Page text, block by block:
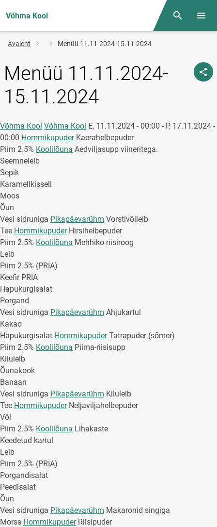
Võhma Kool Otsing
Jälglink
Avaleht Menüü 11.11.2024-15.11.2024
Menüü 11.11.2024-
15.11.2024
Võhma Kool Võhma Kool E, 11.11.2024 - 00:00 - P, 17.11.2024 -
00:00 HommikupuderKaerahelbepuder
Piim 2.5% Koolilõuna Aedviljasupp viineritega.
Seemneleib
Sepik
Karamellkissell
Moos
Õun
Vesi sidruniga Pikapäevarühm Vorstivõileib
Tee HommikupuderHirsihelbepuder
Piim 2.5% Koolilõuna Mehhiko riisiroog
Leib
Piim 2.5% (PRIA)
Keefir PRIA
Hapukurgisalat
Porgand
Vesi sidruniga Pikapäevarühm Ahjukartul
Kakao
Hapukurgisalat HommikupuderTatrapuder (sõmer)
Piim 2.5% Koolilõuna Piima-riisisupp
Kiluleib
Õunakook
Banaan
Vesi sidruniga Pikapäevarühm Kiluleib
Tee HommikupuderNeljaviljahelbepuder
Või
Piim 2.5% Koolilõuna Lihakaste
Keedetud kartul
Leib
Piim 2.5% (PRIA)
Porgandisalat
Peedisalat
Õun
Vesi sidruniga Pikapäevarühm Makaronid singiga
Morss HommikupuderRiisipuder